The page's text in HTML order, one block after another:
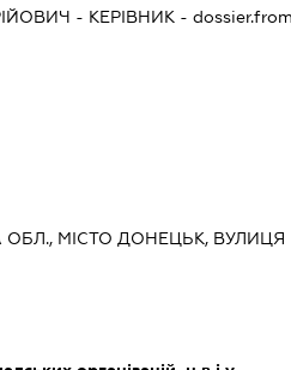
- КЕРІВНИК - dossier.from
ОБЛ., МІСТО ДОНЕЦЬК, ВУЛИЦЯ